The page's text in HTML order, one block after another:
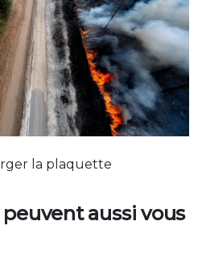
la plaquette
aussi vous